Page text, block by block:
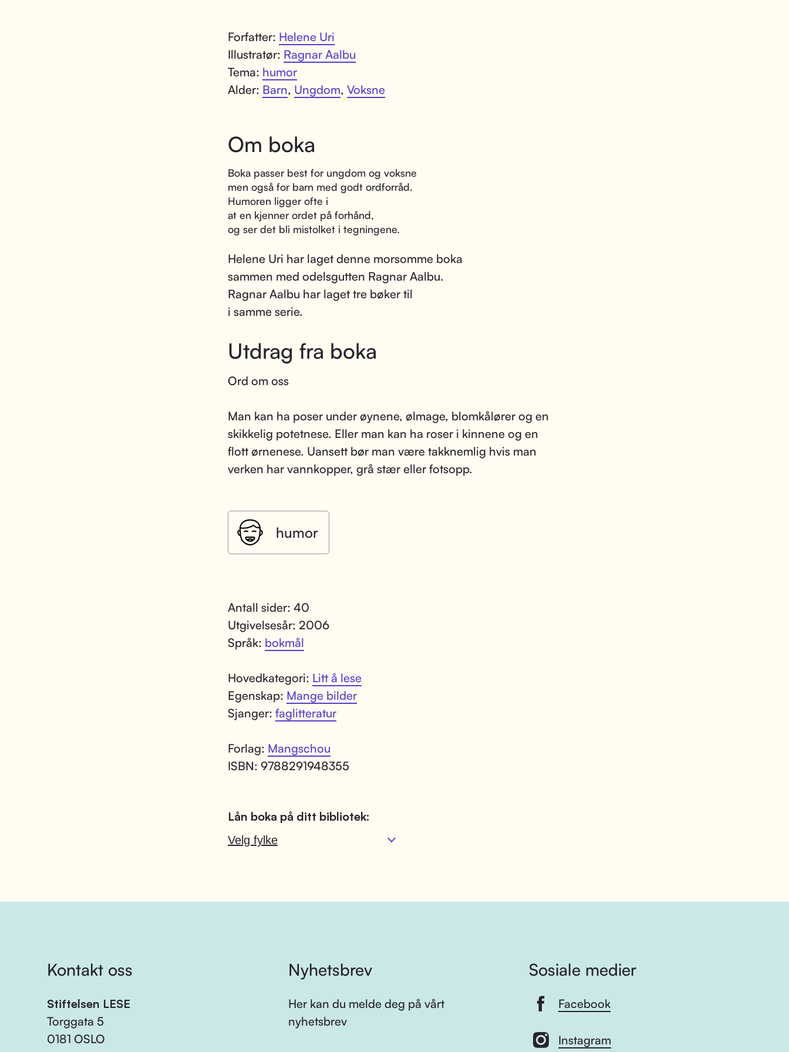
Forfatter: Helene Uri
Illustratør: Ragnar Aalbu
Tema: humor
Alder: Barn, Ungdom, Voksne
Om boka
Boka passer best for ungdom og voksne
men også for barn med godt ordforråd.
Humoren ligger ofte i
at en kjenner ordet på forhånd,
og ser det bli mistolket i tegningene.
Helene Uri har laget denne morsomme boka
sammen med odelsgutten Ragnar Aalbu.
Ragnar Aalbu har laget tre bøker til
i samme serie.
Utdrag fra boka
Ord om oss
Man kan ha poser under øynene, ølmage, blomkålører og en
skikkelig potetnese. Eller man kan ha roser i kinnene og en
flott ørnenese. Uansett bør man være takknemlig hvis man
verken har vannkopper, grå stær eller fotsopp.
humor
Antall sider: 40
Utgivelsesår: 2006
Språk: bokmål
Hovedkategori: Litt å lese
Egenskap: Mange bilder
Sjanger: faglitteratur
Forlag: Mangschou
ISBN: 9788291948355
Lån boka på ditt bibliotek:
Velg fylke
Kontakt oss
Stiftelsen LESE
Torggata 5
0181 OSLO
Nyhetsbrev
Her kan du melde deg på vårt
nyhetsbrev
Sosiale medier
Facebook
Instagram